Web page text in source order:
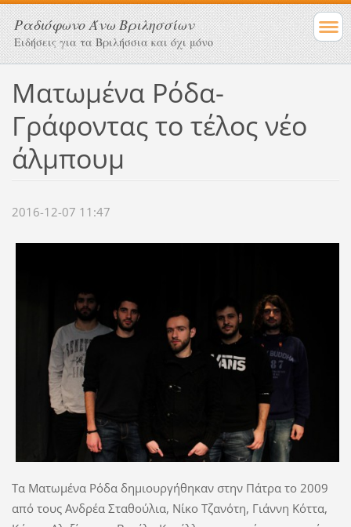
Ραδιόφωνο Άνω Βριλησσίων
Ειδήσεις για τα Βριλήσσια και όχι μόνο
Ματωμένα Ρόδα-
Γράφοντας το τέλος νέο
άλμπουμ
2016-12-07 11:47
Τα Ματωμένα Ρόδα δημιουργήθηκαν στην Πάτρα το 2009
από τους Ανδρέα Σταθούλια, Νίκο Τζανότη, Γιάννη Κόττα,